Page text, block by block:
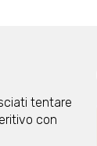
tentare
con